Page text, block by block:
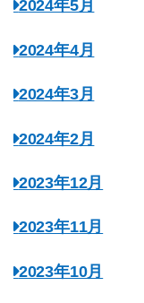
2024年5月
2024年4月
2024年3月
2024年2月
2023年12月
2023年11月
2023年10月